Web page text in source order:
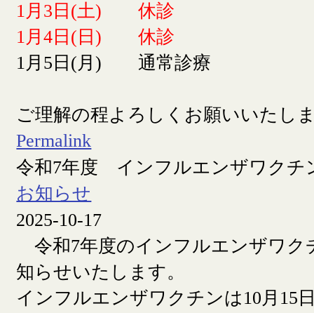
1月3日(土) 休診
1月4日(日) 休診
1月5日(月) 通常診療
ご理解の程よろしくお願いいたし
Permalink
令和7年度 インフルエンザワクチ
お知らせ
2025-10-17
令和7年度のインフルエンザワク
知らせいたします。
インフルエンザワクチンは10月15